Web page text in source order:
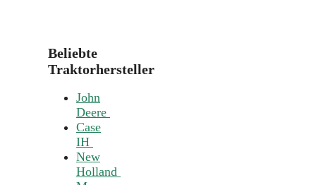
Beliebte
Traktorhersteller
John
Deere
Case
IH
New
Holland